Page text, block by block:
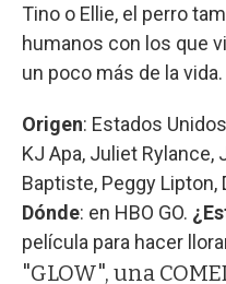
Tino o Ellie, el perro
humanos con los que
un poco más de la vida.
Origen: Estados
KJ Apa, Juliet Rylance,
Baptiste, Peggy Lipton,
Dónde: en HBO GO.
película para hacer
"GLOW", una